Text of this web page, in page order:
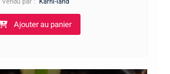
Ajouter au panier